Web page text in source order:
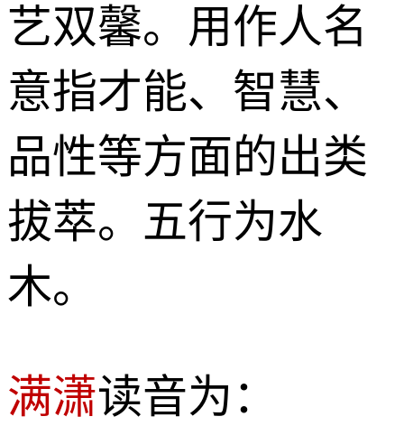
艺双馨。用作人名
意指才能、智慧、
品性等方面的出类
拔萃。五行为水
木。
满潇读音为：